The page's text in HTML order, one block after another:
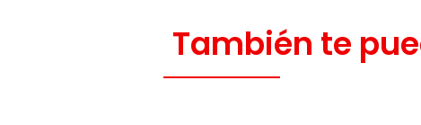
También te